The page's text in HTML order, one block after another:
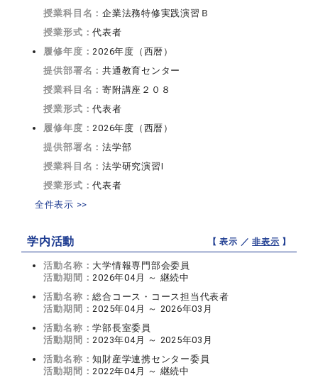
授業科目名：企業法務特修実践演習Ｂ
授業形式：代表者
履修年度：2026年度（西暦）
提供部署名：共通教育センター
授業科目名：寄附講座２０８
授業形式：代表者
履修年度：2026年度（西暦）
提供部署名：法学部
授業科目名：法学研究演習I
授業形式：代表者
全件表示 >>
学内活動 【 表示 ／非表示 】
活動名称： 大学情報専門部会委員
活動期間：2026年04月 ～ 継続中
活動名称：総合コース・コース担当代表者
活動期間：2025年04月 ～ 2026年03月
活動名称：学部長室委員
活動期間：2023年04月 ～ 2025年03月
活動名称：知財産学連携センター委員
活動期間：2022年04月 ～ 継続中